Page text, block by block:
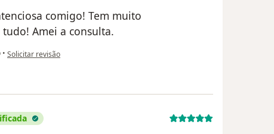
comigo! Tem muito
Amei a consulta.
• na opinião do utilizador FDB
Solicitar revisão